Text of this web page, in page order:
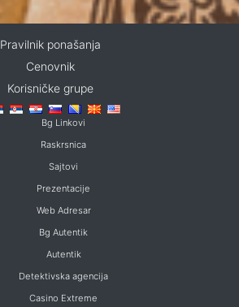
Pravilnik ponašanja
Cenovnik
Korisničke grupe
Bg Linkovi
Raskrsnica
Sajtovi
Prezentacije
Web Adresar
Bg Autentik
Autentik
Detektivska agencija
Casino Extreme